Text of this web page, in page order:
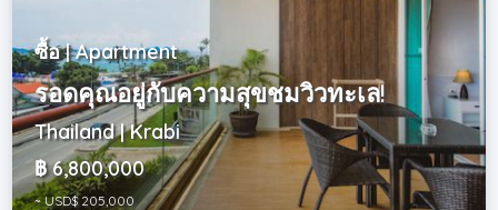
ซื้อ | Apartment
รอดคุณอยู่กับความสุขชมวิวทะเล!
Thailand | Krabi
฿ 6,800,000
~ USD$ 205,000